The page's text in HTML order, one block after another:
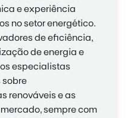
e experiência
no setor energético.
de eficiência,
de energia e
especialistas
sobre
renováveis e as
sempre com